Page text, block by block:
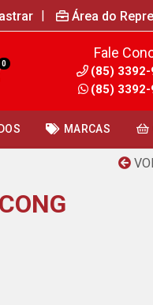
| Área do
0
Fale
(85) 3392-
(85) 3392-
MARCAS